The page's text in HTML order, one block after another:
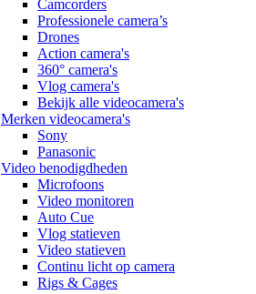
Camcorders
Professionele camera’s
Drones
Action camera's
360° camera's
Vlog camera's
Bekijk alle videocamera's
Merken videocamera's
Sony
Panasonic
Video benodigdheden
Microfoons
Video monitoren
Auto Cue
Vlog statieven
Video statieven
Continu licht op camera
Rigs & Cages